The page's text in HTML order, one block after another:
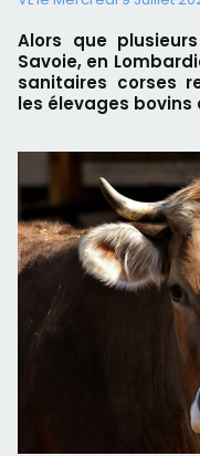
Alors que
Savoie, en
sanitaires corses
les élevages bovins